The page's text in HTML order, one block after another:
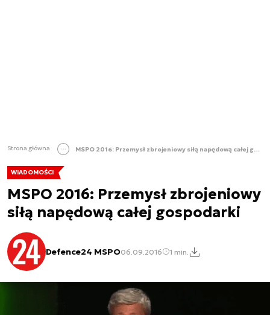
Strona główna MSPO 2016: Przemysł zbrojeniowy siłą napędową całej gospodarki
WIADOMOŚCI
MSPO 2016: Przemysł zbrojeniowy
siłą napędową całej gospodarki
Defence24 MSPO06.09.2016 1 min.